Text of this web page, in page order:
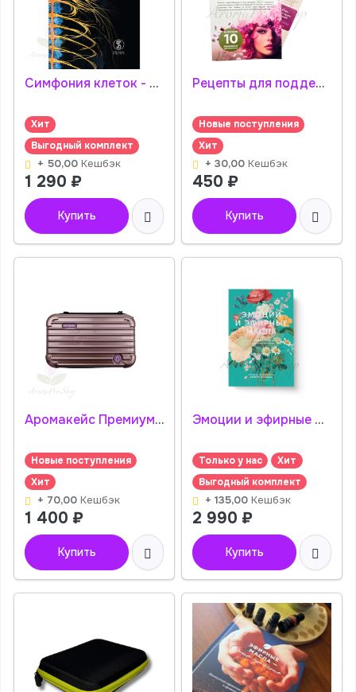
Симфония клеток - книга - справочное пособие, 8-е издание (2026) Литература
Хит
Выгодный комплект
+ 50,00 Кешбэк
1 290 ₽
Купить
Рецепты для поддержки гормонального баланса + стикеры АромаПро
Новые поступления
Хит
+ 30,00 Кешбэк
450 ₽
Купить
Аромакейс Премиум 45 пробников, Розовое Золото АромаПро
Новые поступления
Хит
+ 70,00 Кешбэк
1 400 ₽
Купить
Эмоции и эфирные масла - книга Литература
Только у нас
Хит
Выгодный комплект
+ 135,00 Кешбэк
2 990 ₽
Купить